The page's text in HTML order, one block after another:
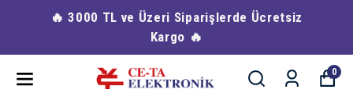
🔥 3000 TL ve Üzeri Siparişlerde Ücretsiz
Kargo 🔥
0